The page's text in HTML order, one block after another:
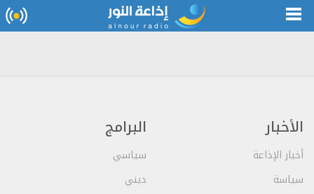
الأخبار
أخبار الإذاعة
سياسة
البرامج
سياسي
ديني